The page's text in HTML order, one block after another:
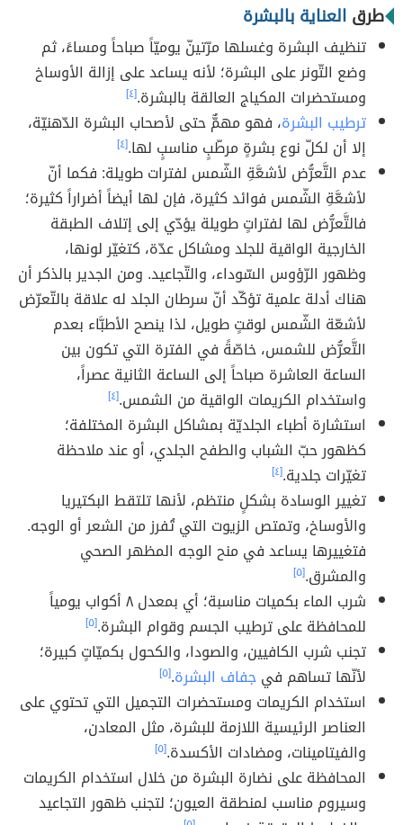
طرق العناية بالبشرة
تنظيف البشرة وغسلها مرّتينّ يوميّاً صباحاً ومساءً، ثم
وضع التّونر على البشرة؛ لأنه يساعد على إزالة الأوساخ
ومستحضرات المكياج العالقة بالبشرة.[٤]
ترطيب البشرة، فهو مهمٌّ حتى لأصحاب البشرة الدّهنيّة،
إلا أن لكلّ نوع بشرةٍ مرطّبٍ مناسبٍ لها.[٤]
عدم التَّعرُّض لأشعَّةِ الشّمس لفترات طويلة: فكما أنّ
لأشعَّةِ الشّمس فوائد كثيرة، فإن لها أيضاً أضراراً كثيرة؛
فالتَّعرُّض لها لفتراتٍ طويلة يؤدّي إلى إتلاف الطبقة
الخارجية الواقية للجلد ومشاكل عدّة، كتغيّر لونها،
وظهور الرّؤوس السّوداء، والتّجاعيد. ومن الجدير بالذكر أن
هناك أدلة علمية تؤكّد أنّ سرطان الجلد له علاقة بالتّعرّض
لأشعّة الشّمس لوقتٍ طويل، لذا ينصح الأطبَّاء بعدم
التَّعرُّض للشمس، خاصّةً في الفترة التي تكون بين
الساعة العاشرة صباحاً إلى الساعة الثانية عصراً،
واستخدام الكريمات الواقية من الشمس.[٤]
استشارة أطباء الجلديّة بمشاكل البشرة المختلفة؛
كظهور حبّ الشباب والطفح الجلدي، أو عند ملاحظة
تغيّرات جلدية.[٤]
تغيير الوسادة بشكلٍ منتظم، لأنها تلتقط البكتيريا
والأوساخ، وتمتص الزيوت التي تُفرز من الشعر أو الوجه.
فتغييرها يساعد في منح الوجه المظهر الصحي
والمشرق.[٥]
شرب الماء بكميات مناسبة؛ أي بمعدل ٨ أكواب يومياً
للمحافظة على ترطيب الجسم وقوام البشرة.[٥]
تجنب شرب الكافيين، والصودا، والكحول بكميّاتٍ كبيرة؛
لأنّها تساهم فيجفاف البشرة.[٥]
استخدام الكريمات ومستحضرات التجميل التي تحتوي على
العناصر الرئيسية اللازمة للبشرة، مثل المعادن،
والفيتامينات، ومضادات الأكسدة.[٥]
المحافظة على نضارة البشرة من خلال استخدام الكريمات
وسيروم مناسب لمنطقة العيون؛ لتجنب ظهور التجاعيد